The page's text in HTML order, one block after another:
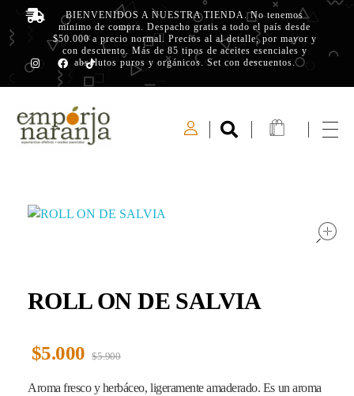
BIENVENIDOS A NUESTRA TIENDA. No tenemos
mínimo de compra. Despacho gratis a todo el país desde
$50.000 a precio normal. Precios al al detalle, por mayor y
con descuento. Más de 85 tipos de aceites esenciales y
absolutos puros y orgánicos. Set con descuentos.
ROLL ON DE SALVIA
$5.000 $5.900
Aroma fresco y herbáceo, ligeramente amaderado. Es un aroma